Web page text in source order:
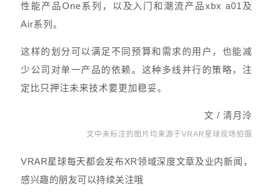
性能产品One系列，以及入门和潮流产品xbx a01及
Air系列。
这样的划分可以满足不同预算和需求的用户，也能减
少公司对单一产品的依赖。这种多线并行的策略，注
定比只押注未来技术要更加稳妥。
文 / 清月泠
文中未标注的图片均来源于VRAR星球现场拍摄
VRAR星球每天都会发布XR领域深度文章及业内新闻，
感兴趣的朋友可以持续关注哦